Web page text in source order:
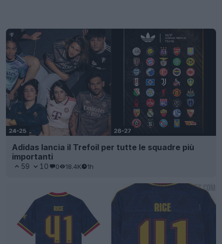
Adidas lancia il Trefoil per tutte le squadre più
importanti
59 10 0 18.4K 1h